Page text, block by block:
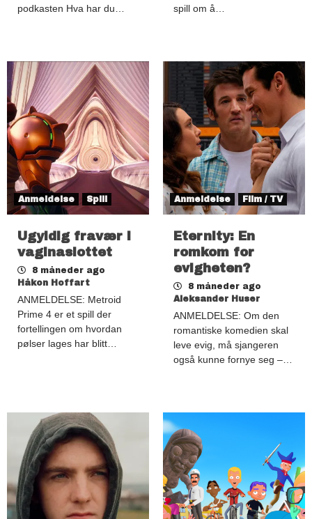
podkasten Hva har du…
spill om å…
Anmeldelse Spill
Ugyldig fravær i
vaginaslottet
8 måneder ago
Håkon Hoffart
ANMELDELSE: Metroid
Prime 4 er et spill der
fortellingen om hvordan
pølser lages har blitt…
Anmeldelse Film / TV
Eternity: En
romkom for
evigheten?
8 måneder ago
Aleksander Huser
ANMELDELSE: Om den
romantiske komedien skal
leve evig, må sjangeren
også kunne fornye seg –…